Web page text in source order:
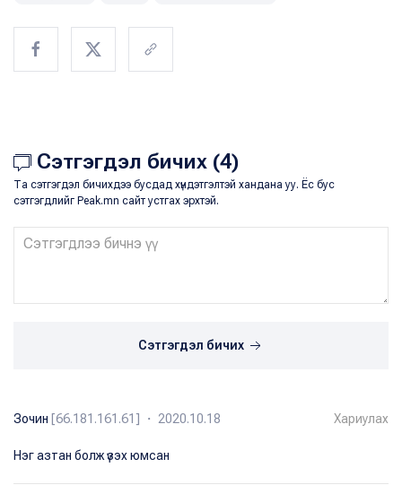
Сэтгэгдэл бичих (4)
Та сэтгэгдэл бичихдээ бусдад хүндэтгэлтэй хандана уу. Ёс бус
сэтгэгдлийг Peak.mn сайт устгах эрхтэй.
Сэтгэгдэл бичих
Зочин [66.181.161.61] ・ 2020.10.18 Хариулах
Нэг азтан болж үзэх юмсан